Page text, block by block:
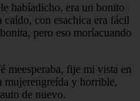
habíadicho, era un bonito
caído, con esachica era fácil
pero eso moríacuando
meesperaba, fije mi vista en
mujerengreída y horrible,
de nuevo.